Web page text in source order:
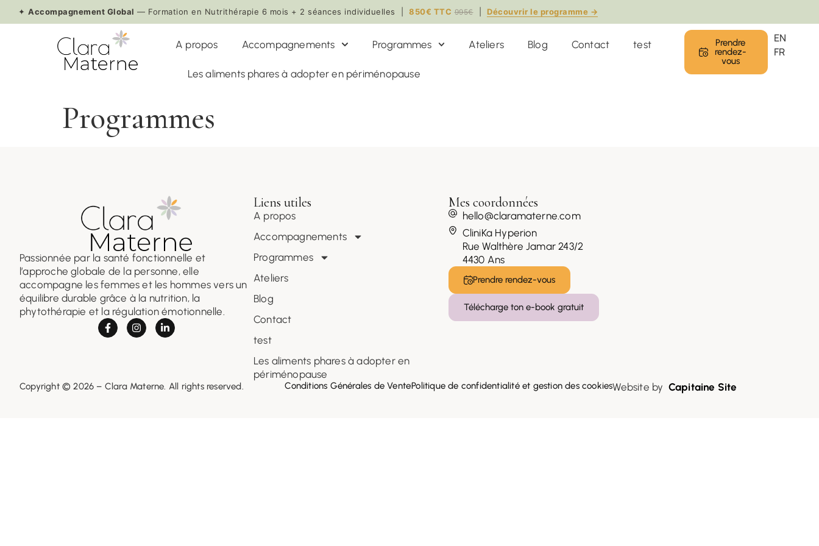
✦ Accompagnement Global — Formation en Nutrithérapie 6 mois + 2 séances individuelles | 850€ TTC 995€| Découvrir le programme →
A propos Accompagnements Programmes Ateliers Blog Contact test
Les aliments phares à adopter en périménopause
Prendre
rendez-
vous
EN
FR
Programmes
Passionnée par la santé fonctionnelle et
l’approche globale de la personne, elle
accompagne les femmes et les hommes vers un
équilibre durable grâce à la nutrition, la
phytothérapie et la régulation émotionnelle.
Liens utiles
A propos
Accompagnements
Programmes
Ateliers
Blog
Contact
test
Les aliments phares à adopter en
périménopause
Mes coordonnées
hello@claramaterne.com
CliniKa Hyperion
Rue Walthère Jamar 243/2
4430 Ans
Prendre rendez-vous
Télécharge ton e-book gratuit
Copyright © 2026 – Clara Materne. All rights reserved. Website by Capitaine Site
Conditions Générales de VentePolitique de confidentialité et gestion des cookies